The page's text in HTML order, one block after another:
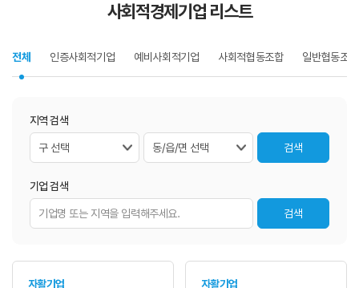
사회적경제기업 리스트
전체 인증사회적기업 예비사회적기업 사회적협동조합 일반협동조합
지역 검색
기업 검색
자활기업 자활기업